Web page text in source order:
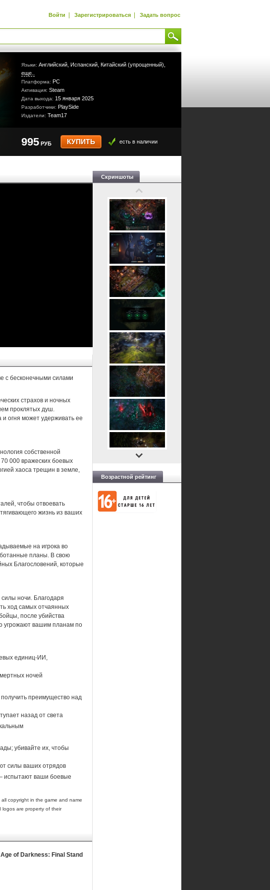
Войти | Зарегистрироваться | Задать вопрос
Языки: Английский, Испанский, Китайский (упрощенный),
еще..
Платформа: PC
Активация: Steam
Дата выхода: 15 января 2025
Разработчики: PlaySide
Издатели: Team17
995 РУБ КУПИТЬ есть в наличии
с бесконечными силами
страхов и ночных
проклятых душ.
огня может удерживать ее
собственной
000 вражеских боевых
хаоса трещин в земле,
чтобы отвоевать
жизнь из ваших
на игрока во
планы. В свою
Благословений, которые
силы ночи. Благодаря
ход самых отчаянных
после убийства
угрожают вашим планам по
единиц-ИИ,
ночей
преимущество над
назад от света
убивайте их, чтобы
силы ваших отрядов
испытают ваши боевые
copyright in the game and name
logos are property of their
of Darkness: Final Stand
Скриншоты
Возрастной рейтинг